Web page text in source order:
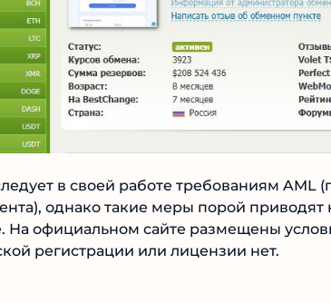
в своей работе требованиям AML
однако такие меры порой
официальном сайте размещены
регистрации или лицензии нет.